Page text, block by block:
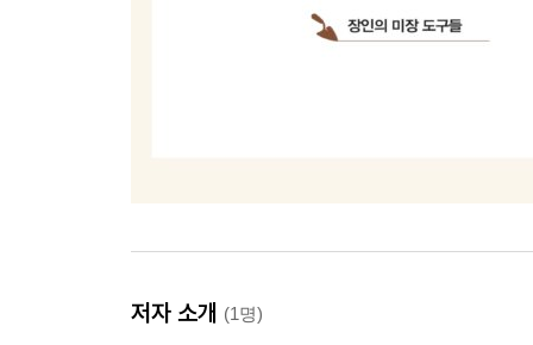
저자 소개 (1명)